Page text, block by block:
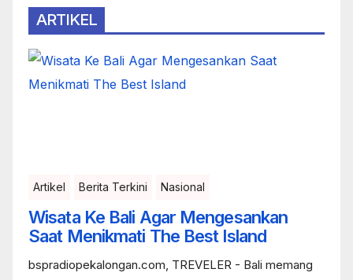
ARTIKEL
Artikel Berita Terkini Nasional
Wisata Ke Bali Agar Mengesankan
Saat Menikmati The Best Island
bspradiopekalongan.com, TREVELER - Bali memang